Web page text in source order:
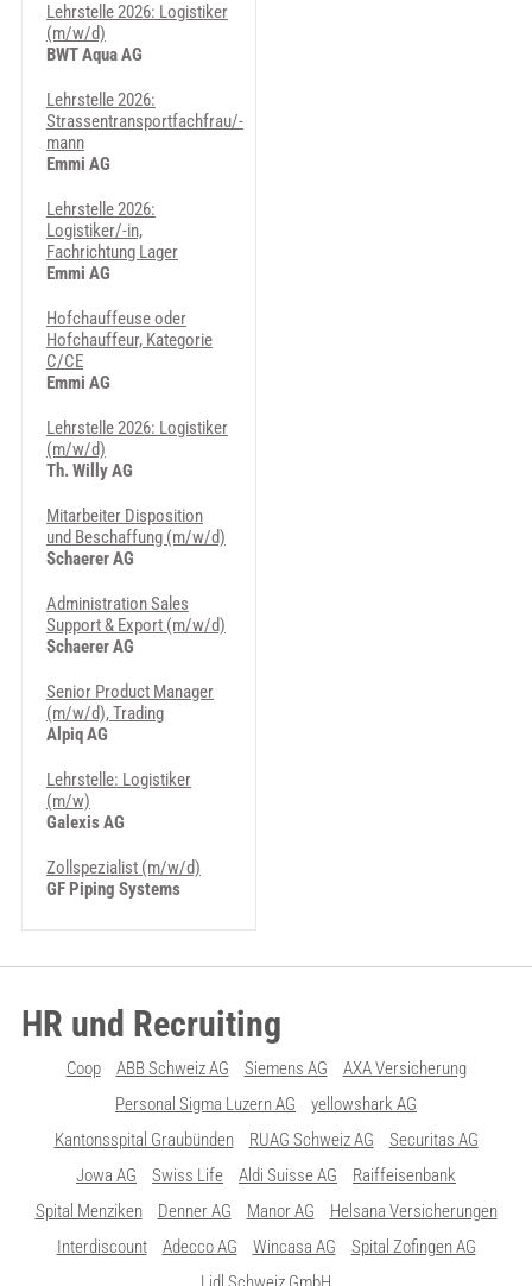
Lehrstelle 2026: Logistiker
(m/w/d)
BWT Aqua AG
Lehrstelle 2026:
Strassentransportfachfrau/-
mann
Emmi AG
Lehrstelle 2026:
Logistiker/-in,
Fachrichtung Lager
Emmi AG
Hofchauffeuse oder
Hofchauffeur, Kategorie
C/CE
Emmi AG
Lehrstelle 2026: Logistiker
(m/w/d)
Th. Willy AG
Mitarbeiter Disposition
und Beschaffung (m/w/d)
Schaerer AG
Administration Sales
Support & Export (m/w/d)
Schaerer AG
Senior Product Manager
(m/w/d), Trading
Alpiq AG
Lehrstelle: Logistiker
(m/w)
Galexis AG
Zollspezialist (m/w/d)
GF Piping Systems
HR und Recruiting
Coop ABB Schweiz AG Siemens AG
AXA Versicherung
Personal Sigma Luzern AG
yellowshark AG
Kantonsspital Graubünden
RUAG Schweiz AG
Securitas AG
Jowa AG
Swiss Life Aldi Suisse AG
Raiffeisenbank
Spital Menziken
Denner AG Manor AG
Helsana Versicherungen
Interdiscount
Adecco AG Wincasa AG
Spital Zofingen AG